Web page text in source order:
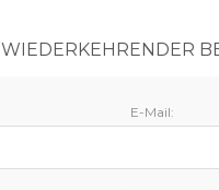
WIEDERKEHRENDER
E-Mail: